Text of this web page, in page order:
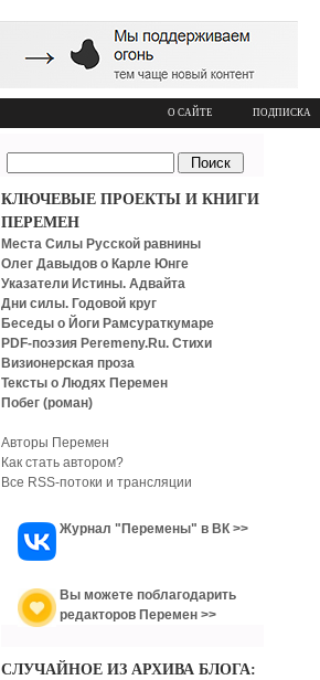
О САЙТЕ ПОДПИСКА
КЛЮЧЕВЫЕ ПРОЕКТЫ И КНИГИ
ПЕРЕМЕН
Места Силы Русской равнины
Олег Давыдов о Карле Юнге
Указатели Истины. Адвайта
Дни силы. Годовой круг
Беседы о Йоги Рамсураткумаре
PDF-поэзия Peremeny.Ru. Стихи
Визионерская проза
Тексты о Людях Перемен
Побег (роман)
Авторы Перемен
Как стать автором?
Все RSS-потоки и трансляции
Журнал "Перемены" в ВК >>
Вы можете поблагодарить
редакторов Перемен >>
СЛУЧАЙНОЕ ИЗ АРХИВА БЛОГА: